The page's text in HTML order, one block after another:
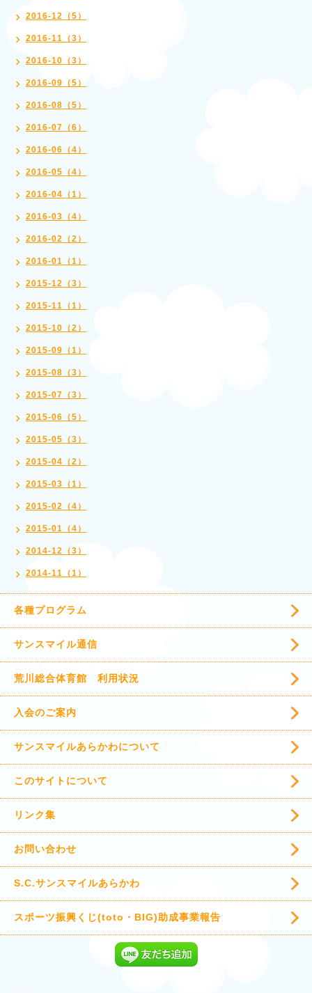
2016-12（5）
2016-11（3）
2016-10（3）
2016-09（5）
2016-08（5）
2016-07（6）
2016-06（4）
2016-05（4）
2016-04（1）
2016-03（4）
2016-02（2）
2016-01（1）
2015-12（3）
2015-11（1）
2015-10（2）
2015-09（1）
2015-08（3）
2015-07（3）
2015-06（5）
2015-05（3）
2015-04（2）
2015-03（1）
2015-02（4）
2015-01（4）
2014-12（3）
2014-11（1）
各種プログラム
サンスマイル通信
荒川総合体育館 利用状況
入会のご案内
サンスマイルあらかわについて
このサイトについて
リンク集
お問い合わせ
S.C.サンスマイルあらかわ
スポーツ振興くじ(toto・BIG)助成事業報告